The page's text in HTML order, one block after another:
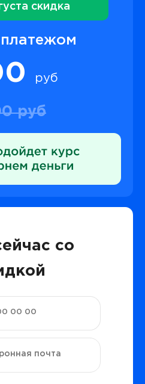
скидка
руб
руб
со